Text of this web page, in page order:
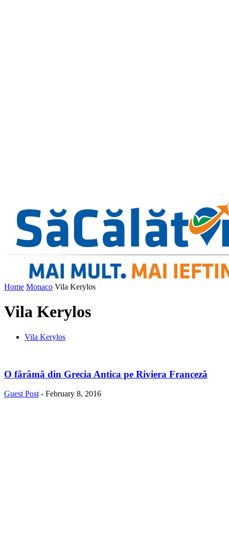
Home Monaco Vila Kerylos
Vila Kerylos
Vila Kerylos
O fărâmă din Grecia Antica pe Riviera Franceză
Guest Post - February 8, 2016